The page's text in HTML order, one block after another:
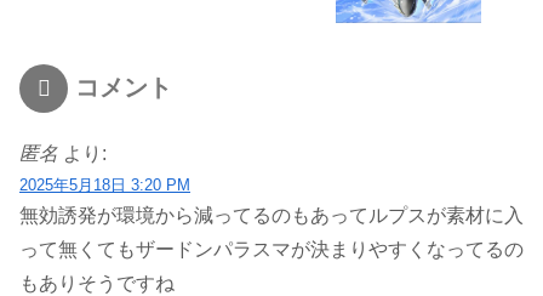
コメント
匿名 より:
2025年5月18日 3:20 PM
無効誘発が環境から減ってるのもあってルプスが素材に入
って無くてもザードンパラスマが決まりやすくなってるの
もありそうですね